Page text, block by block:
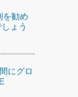
を勧め
ょう
にグロ